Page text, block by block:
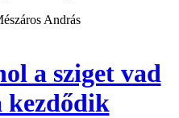
András
a sziget vad
kezdődik